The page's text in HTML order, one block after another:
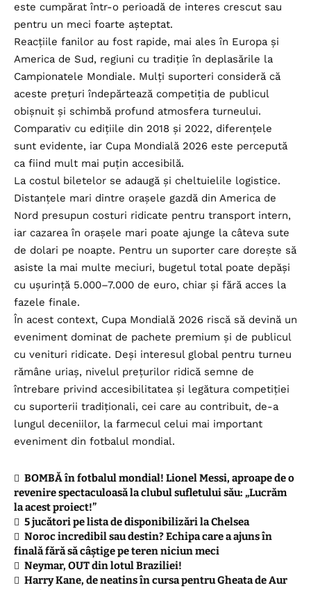
este cumpărat într-o perioadă de interes crescut sau
pentru un meci foarte așteptat.
Reacțiile fanilor au fost rapide, mai ales în Europa și
America de Sud, regiuni cu tradiție în deplasările la
Campionatele Mondiale. Mulți suporteri consideră că
aceste prețuri îndepărtează competiția de publicul
obișnuit și schimbă profund atmosfera turneului.
Comparativ cu edițiile din 2018 și 2022, diferențele
sunt evidente, iar Cupa Mondială 2026 este percepută
ca fiind mult mai puțin accesibilă.
La costul biletelor se adaugă și cheltuielile logistice.
Distanțele mari dintre orașele gazdă din America de
Nord presupun costuri ridicate pentru transport intern,
iar cazarea în orașele mari poate ajunge la câteva sute
de dolari pe noapte. Pentru un suporter care dorește să
asiste la mai multe meciuri, bugetul total poate depăși
cu ușurință 5.000–7.000 de euro, chiar și fără acces la
fazele finale.
În acest context, Cupa Mondială 2026 riscă să devină un
eveniment dominat de pachete premium și de publicul
cu venituri ridicate. Deși interesul global pentru turneu
rămâne uriaș, nivelul prețurilor ridică semne de
întrebare privind accesibilitatea și legătura competiției
cu suporterii tradiționali, cei care au contribuit, de-a
lungul deceniilor, la farmecul celui mai important
eveniment din fotbalul mondial.
BOMBĂ în fotbalul mondial! Lionel Messi, aproape de o
revenire spectaculoasă la clubul sufletului său: „Lucrăm
la acest proiect!”
5 jucători pe lista de disponibilizări la Chelsea
Noroc incredibil sau destin? Echipa care a ajuns în
finală fără să câștige pe teren niciun meci
Neymar, OUT din lotul Braziliei!
Harry Kane, de neatins în cursa pentru Gheata de Aur